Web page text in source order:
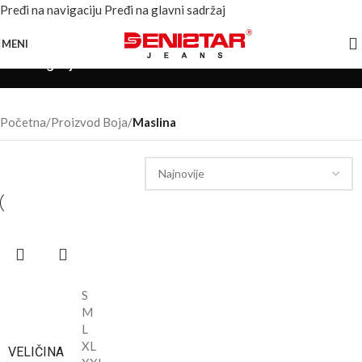
Pređi na navigaciju Pređi na glavni sadržaj
MENI
Početna/Proizvod Boja/Maslina
VELIČINA
S
M
L
XL